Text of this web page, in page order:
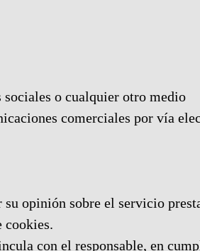
o cualquier otro medio
comerciales por vía
opinión sobre el servicio
cookies.
con el responsable, en